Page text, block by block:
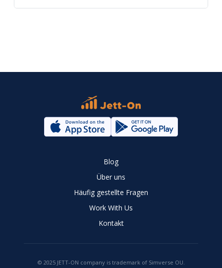
Blog
Über uns
Häufig gestellte Fragen
Work With Us
Kontakt
© 2025 JETT-ON company is trademark of Simverse OU.